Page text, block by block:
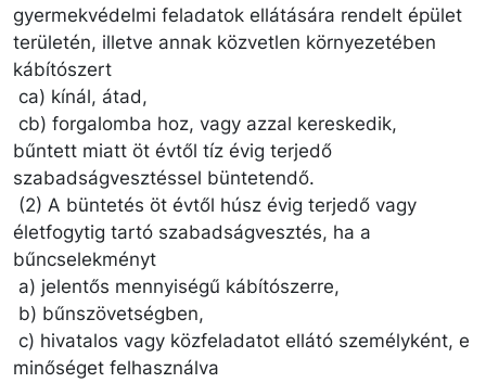
gyermekvédelmi feladatok ellátására rendelt épület
területén, illetve annak közvetlen környezetében
kábítószert
ca) kínál, átad,
cb) forgalomba hoz, vagy azzal kereskedik,
bűntett miatt öt évtől tíz évig terjedő
szabadságvesztéssel büntetendő.
(2) A büntetés öt évtől húsz évig terjedő vagy
életfogytig tartó szabadságvesztés, ha a
bűncselekményt
a) jelentős mennyiségű kábítószerre,
b) bűnszövetségben,
c) hivatalos vagy közfeladatot ellátó személyként, e
minőséget felhasználva